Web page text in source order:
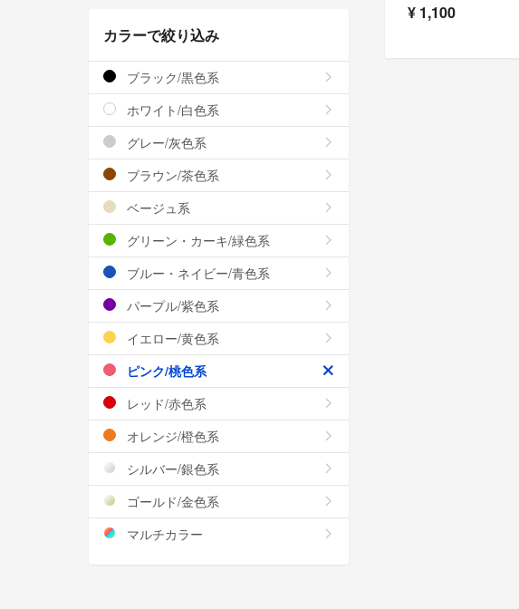
¥ 1,100
カラーで絞り込み
ブラック/黒色系
ホワイト/白色系
グレー/灰色系
ブラウン/茶色系
ベージュ系
グリーン・カーキ/緑色系
ブルー・ネイビー/青色系
パープル/紫色系
イエロー/黄色系
ピンク/桃色系
レッド/赤色系
オレンジ/橙色系
シルバー/銀色系
ゴールド/金色系
マルチカラー